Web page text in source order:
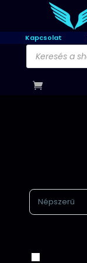
Kapcsolat
Products
search
Sort Products